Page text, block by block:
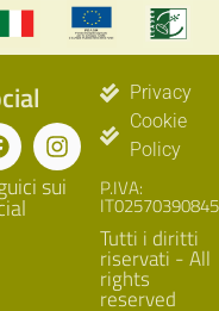
sui
Privacy
Cookie
Policy
P.IVA:
IT02570390845
Tutti i diritti
riservati - All
rights
reserved